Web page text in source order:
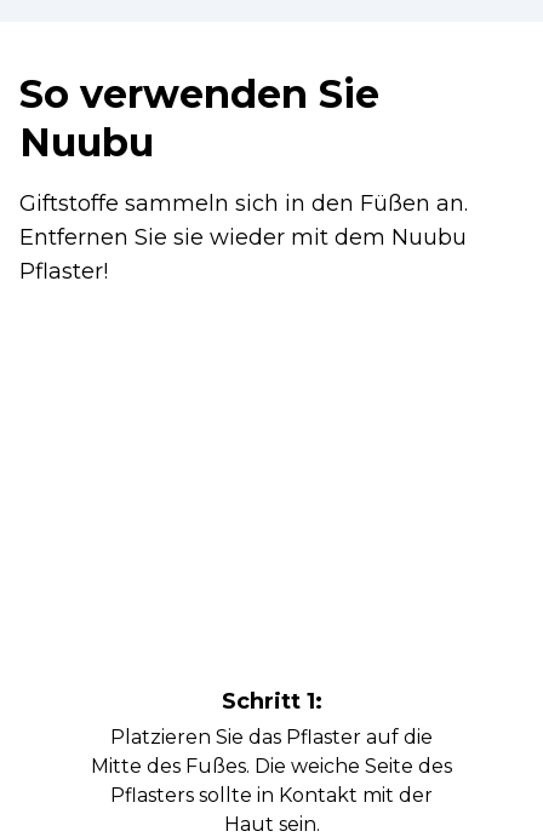
So verwenden Sie
Nuubu
Giftstoffe sammeln sich in den Füßen an.
Entfernen Sie sie wieder mit dem Nuubu
Pflaster!
Schritt 1:
Platzieren Sie das Pflaster auf die
Mitte des Fußes. Die weiche Seite des
Pflasters sollte in Kontakt mit der
Haut sein.